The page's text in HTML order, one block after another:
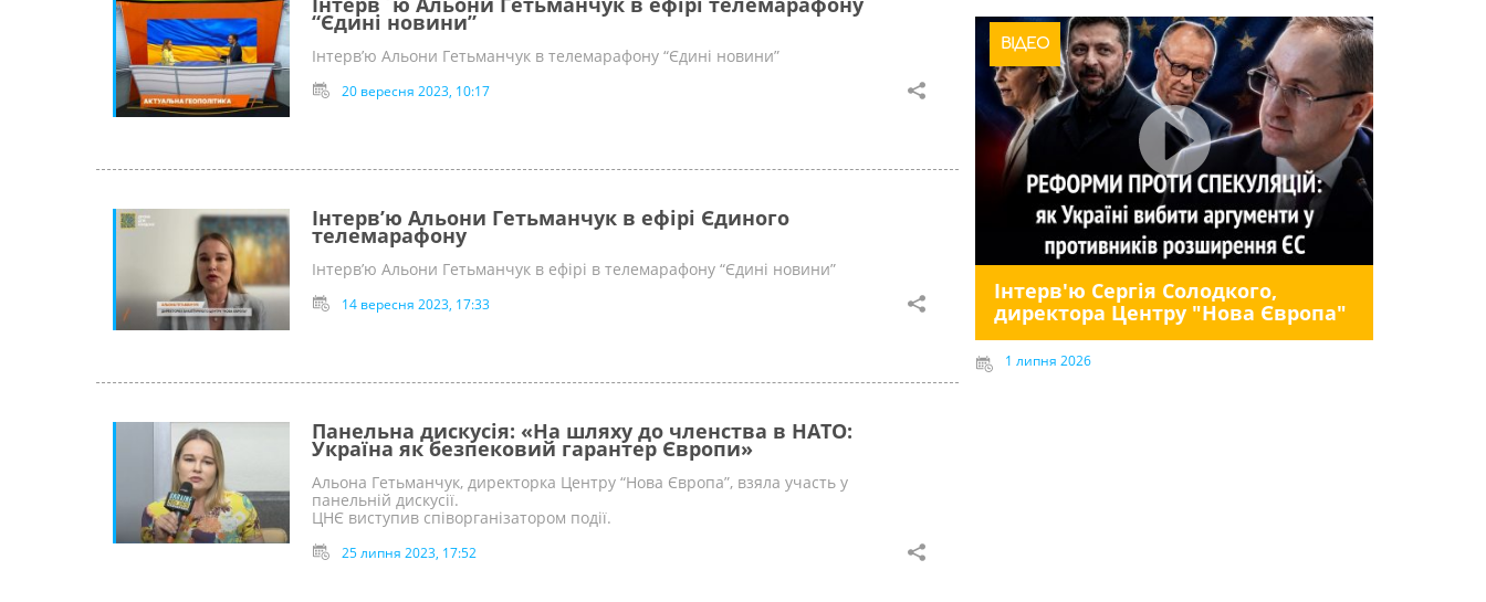
“Єдині новини”
Інтерв’ю Альони Гетьманчук в телемарафону “Єдині новини”
20 вересня 2023, 10:17
Інтерв’ю Альони Гетьманчук в ефірі Єдиного
телемарафону
Інтерв’ю Альони Гетьманчук в ефірі в телемарафону “Єдині новини”
14 вересня 2023, 17:33
Панельна дискусія: «На шляху до членства в НАТО:
Україна як безпековий гарантер Європи»
Альона Гетьманчук, директорка Центру “Нова Європа”, взяла участь у
панельній дискусії.
ЦНЄ виступив співорганізатором події.
25 липня 2023, 17:52
ВІДЕО
Інтерв'ю Сергія Солодкого,
директора Центру "Нова Європа"
1 липня 2026